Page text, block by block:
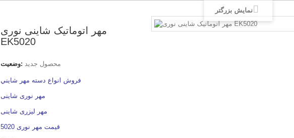
نمایش بزرگتر
مهر اتوماتیک شاینی نوری
EK5020
وضعیت: محصول جدید
فروش انواع دسته مهر شايني
مهر نوری شاینی
مهر لیزری شاینی
قیمت مهر نوری 5020